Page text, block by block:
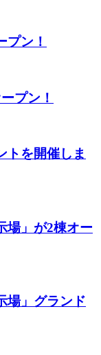
プン！
プン！
トを開催しま
場」が2棟オー
場」グランド